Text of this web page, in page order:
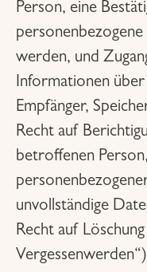
Person, eine
werden, und
Informationen
Empfänger,
Recht auf
betroffenen
unvollständige
Recht auf